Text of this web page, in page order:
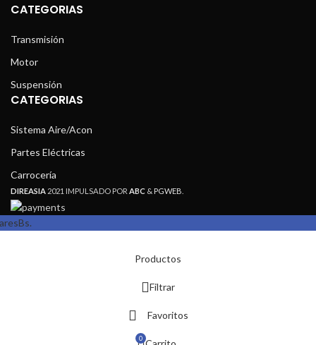
CATEGORIAS
Transmisión
Motor
Suspensión
CATEGORIAS
Sistema Aire/Acon
Partes Eléctricas
Carrocería
DIREASIA 2021 IMPULSADO POR ABC &PGWEB
Bs.
Productos
Filtrar
Favoritos
0